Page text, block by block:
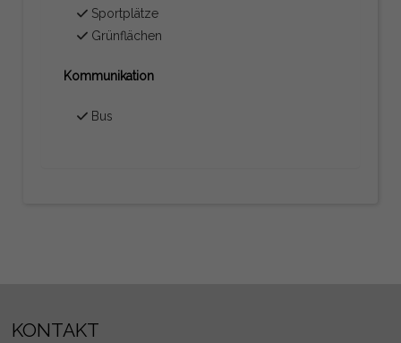
Sportplätze
Grünflächen
Kommunikation
Bus
KONTAKT